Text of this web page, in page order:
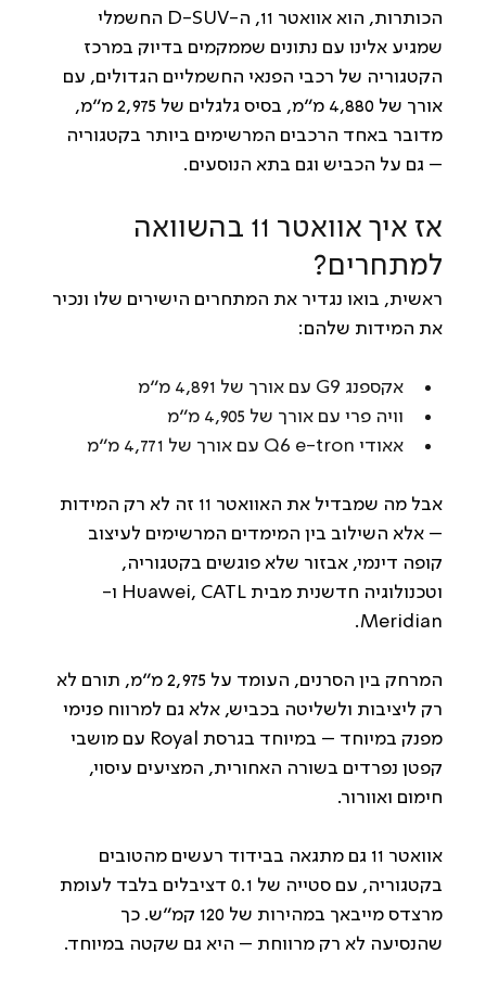
הכותרות, הוא אוואטר 11, ה-D-SUV החשמלי
שמגיע אלינו עם נתונים שממקמים בדיוק במרכז
הקטגוריה של רכבי הפנאי החשמליים הגדולים, עם
אורך של 4,880 מ"מ, בסיס גלגלים של 2,975 מ"מ,
מדובר באחד הרכבים המרשימים ביותר בקטגוריה
– גם על הכביש וגם בתא הנוסעים.
אז איך אוואטר 11 בהשוואה
למתחרים?
ראשית, בואו נגדיר את המתחרים הישירים שלו ונכיר
את המידות שלהם:
אקספנג G9 עם אורך של 4,891 מ"מ
וויה פרי עם אורך של 4,905 מ"מ
אאודי Q6 e-tron עם אורך של 4,771 מ"מ
אבל מה שמבדיל את האוואטר 11 זה לא רק המידות
– אלא השילוב בין המימדים המרשימים לעיצוב
קופה דינמי, אבזור שלא פוגשים בקטגוריה,
וטכנולוגיה חדשנית מבית Huawei, CATL ו-
Meridian.
המרחק בין הסרנים, העומד על 2,975 מ"מ, תורם לא
רק ליציבות ולשליטה בכביש, אלא גם למרווח פנימי
מפנק במיוחד – במיוחד בגרסת Royal עם מושבי
קפטן נפרדים בשורה האחורית, המציעים עיסוי,
חימום ואוורור.
אוואטר 11 גם מתגאה בבידוד רעשים מהטובים
בקטגוריה, עם סטייה של 0.1 דציבלים בלבד לעומת
מרצדס מייבאך במהירות של 120 קמ"ש. כך
שהנסיעה לא רק מרווחת – היא גם שקטה במיוחד.